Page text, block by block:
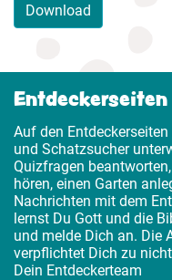
Download
Entdeckerseiten
Auf den
und Schatzsucher
Quizfragen
hören, einen Garten
Nachrichten mit dem
lernst Du Gott und die
und melde Dich an. Die
verpflichtet Dich zu
Dein Entdeckerteam